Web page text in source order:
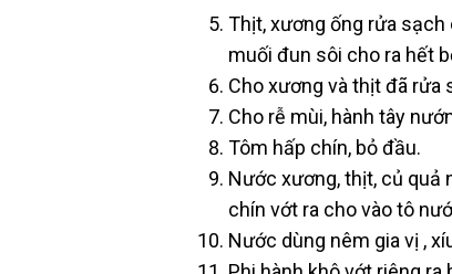
Thịt, xương ống rửa sạch
muối đun sôi cho ra hết
Cho xương và thịt đã rửa
Cho rễ mùi, hành tây
Tôm hấp chín, bỏ đầu.
Nước xương, thịt, củ quả
chín vớt ra cho vào tô
Nước dùng nêm gia vị ,